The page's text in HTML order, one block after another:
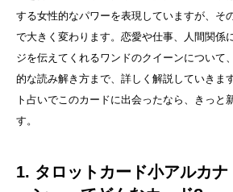
する女性的なパワーを表現していますが、そ
で大きく変わります。恋愛や仕事、人間関係
ジを伝えてくれるワンドのクイーンについて
的な読み解き方まで、詳しく解説していきま
ト占いでこのカードに出会ったなら、きっと
す。
1. タロットカード小アルカナ